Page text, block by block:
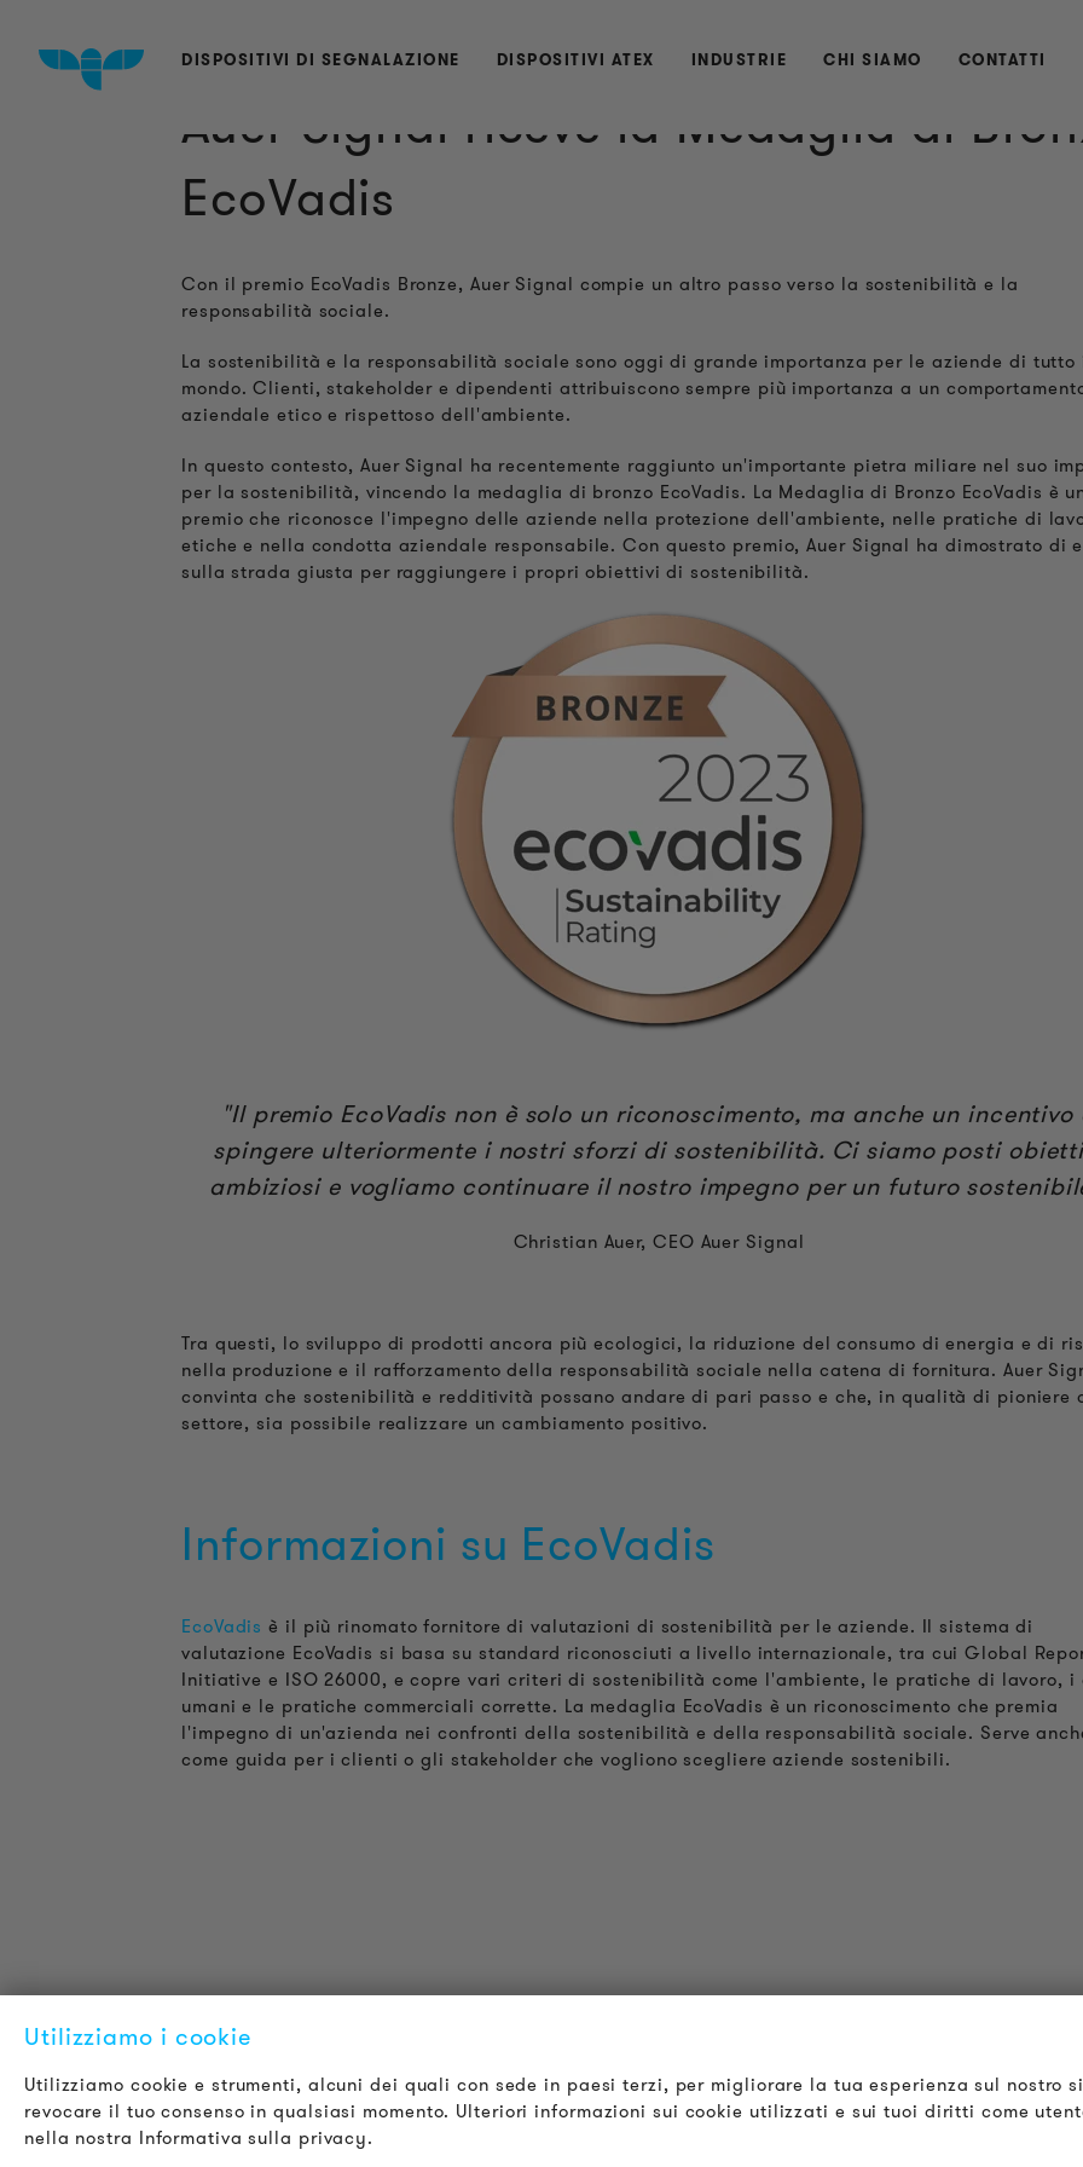
DISPOSITIVI DI SEGNALAZIONE DISPOSITIVI ATEX INDUSTRIE CHI SIAMO CONTATTI
Auer Signal riceve la Medaglia di
EcoVadis
Con il premio EcoVadis Bronze, Auer Signal compie un altro passo verso la sostenibilità e la
responsabilità sociale.
La sostenibilità e la responsabilità sociale sono oggi di grande importanza per le aziende di tutto
mondo. Clienti, stakeholder e dipendenti attribuiscono sempre più importanza a un
aziendale etico e rispettoso dell'ambiente.
In questo contesto, Auer Signal ha recentemente raggiunto un'importante pietra miliare nel suo
per la sostenibilità, vincendo la medaglia di bronzo EcoVadis. La Medaglia di Bronzo EcoVadis è
premio che riconosce l'impegno delle aziende nella protezione dell'ambiente, nelle pratiche di
etiche e nella condotta aziendale responsabile. Con questo premio, Auer Signal ha dimostrato di
sulla strada giusta per raggiungere i propri obiettivi di sostenibilità.
"Il premio EcoVadis non è solo un riconoscimento, ma anche un incentivo
spingere ulteriormente i nostri sforzi di sostenibilità. Ci siamo posti
ambiziosi e vogliamo continuare il nostro impegno per un futuro
Christian Auer, CEO Auer Signal
Tra questi, lo sviluppo di prodotti ancora più ecologici, la riduzione del consumo di energia e di
nella produzione e il rafforzamento della responsabilità sociale nella catena di fornitura. Auer
convinta che sostenibilità e redditività possano andare di pari passo e che, in qualità di pioniere
settore, sia possibile realizzare un cambiamento positivo.
Informazioni su EcoVadis
EcoVadis è il più rinomato fornitore di valutazioni di sostenibilità per le aziende. Il sistema di
valutazione EcoVadis si basa su standard riconosciuti a livello internazionale, tra cui Global
Initiative e ISO 26000, e copre vari criteri di sostenibilità come l'ambiente, le pratiche di lavoro,
umani e le pratiche commerciali corrette. La medaglia EcoVadis è un riconoscimento che premia
l'impegno di un'azienda nei confronti della sostenibilità e della responsabilità sociale. Serve
come guida per i clienti o gli stakeholder che vogliono scegliere aziende sostenibili.
INFORMAZIONI SUL PRODOTTO
Informazioni Tecniche
Progetti di riferimento
Chi siamo
Contatti
Termini & Condizioni
Informativa sulla Privacy
Utilizziamo i cookie
Utilizziamo cookie e strumenti, alcuni dei quali con sede in paesi terzi, per migliorare la tua esperienza sul nostro
revocare il tuo consenso in qualsiasi momento. Ulteriori informazioni sui cookie utilizzati e sui tuoi diritti come
nella nostra Informativa sulla privacy.